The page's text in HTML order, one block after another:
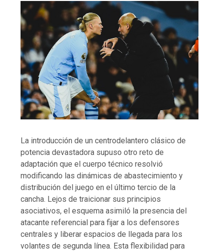
La introducción de un centrodelantero clásico de
potencia devastadora supuso otro reto de
adaptación que el cuerpo técnico resolvió
modificando las dinámicas de abastecimiento y
distribución del juego en el último tercio de la
cancha. Lejos de traicionar sus principios
asociativos, el esquema asimiló la presencia del
atacante referencial para fijar a los defensores
centrales y liberar espacios de llegada para los
volantes de segunda línea. Esta flexibilidad para